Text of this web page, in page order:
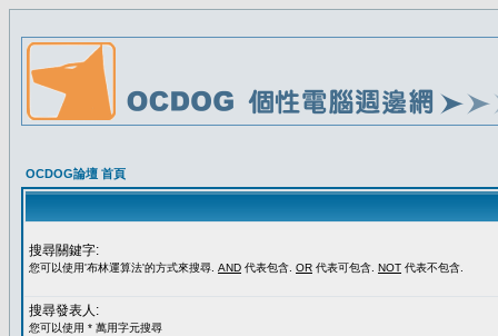
OCDOG論壇 首頁
搜尋關鍵字:
您可以使用'布林運算法'的方式來搜尋. AND 代表包含. OR 代表可包含. NOT 代表不包含.
搜尋發表人:
您可以使用 * 萬用字元搜尋